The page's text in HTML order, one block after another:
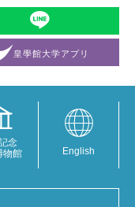
念
物館
English
皇學館大学アプリ